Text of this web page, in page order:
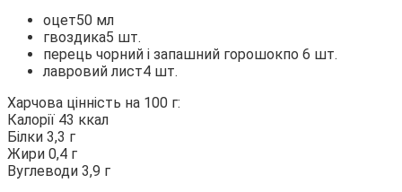
оцет50 мл
гвоздика5 шт.
перець чорний і запашний горошокпо 6 шт.
лавровий лист4 шт.
Харчова цінність на 100 г:
Калорії 43 ккал
Білки 3,3 г
Жири 0,4 г
Вуглеводи 3,9 г